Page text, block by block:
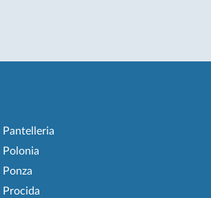
Pantelleria
Polonia
Ponza
Procida